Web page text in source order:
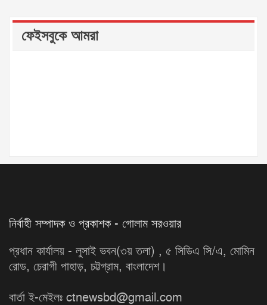
ফেইসবুকে আমরা
নির্বাহী সম্পাদক ও প্রকাশক - গোলাম সরওয়ার
প্রধান কার্যালয় - লুসাই ভবন(৩য় তলা) , ৫ সিডিএ সি/এ, মোমিন
রোড, চেরাগী পাহাড়, চট্টগ্রাম, বাংলাদেশ।
বার্তা ই-মেইলঃ ctnewsbd@gmail.com